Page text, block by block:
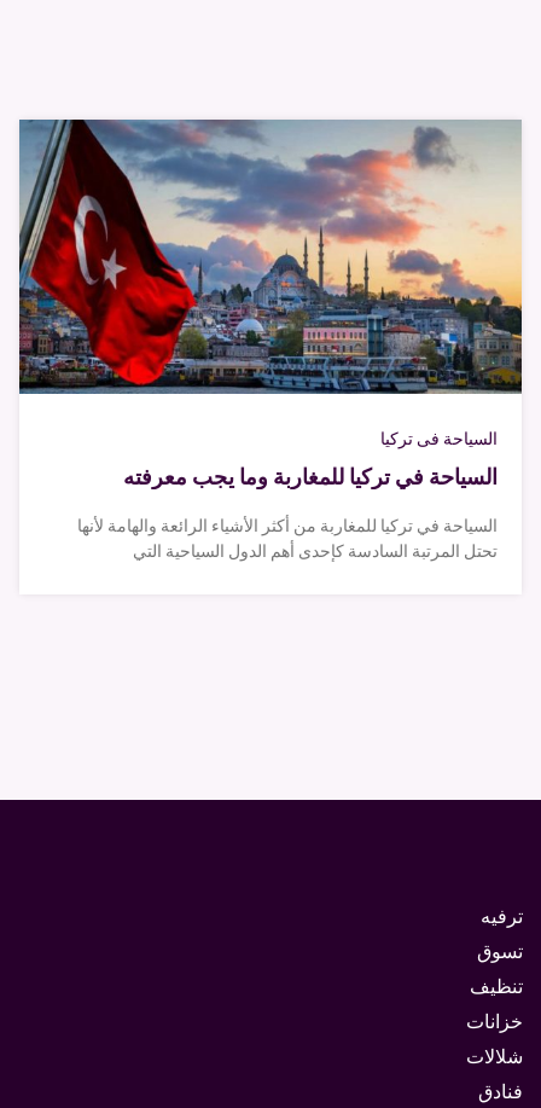
السياحة فى تركيا
السياحة في تركيا للمغاربة وما يجب معرفته
السياحة في تركيا للمغاربة من أكثر الأشياء الرائعة والهامة لأنها
تحتل المرتبة السادسة كإحدى أهم الدول السياحية التي
ترفيه
تسوق
تنظيف
خزانات
شلالات
فنادق